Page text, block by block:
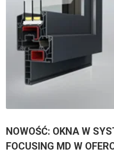
NOWOŚĆ: OKNA W
FOCUSING MD W